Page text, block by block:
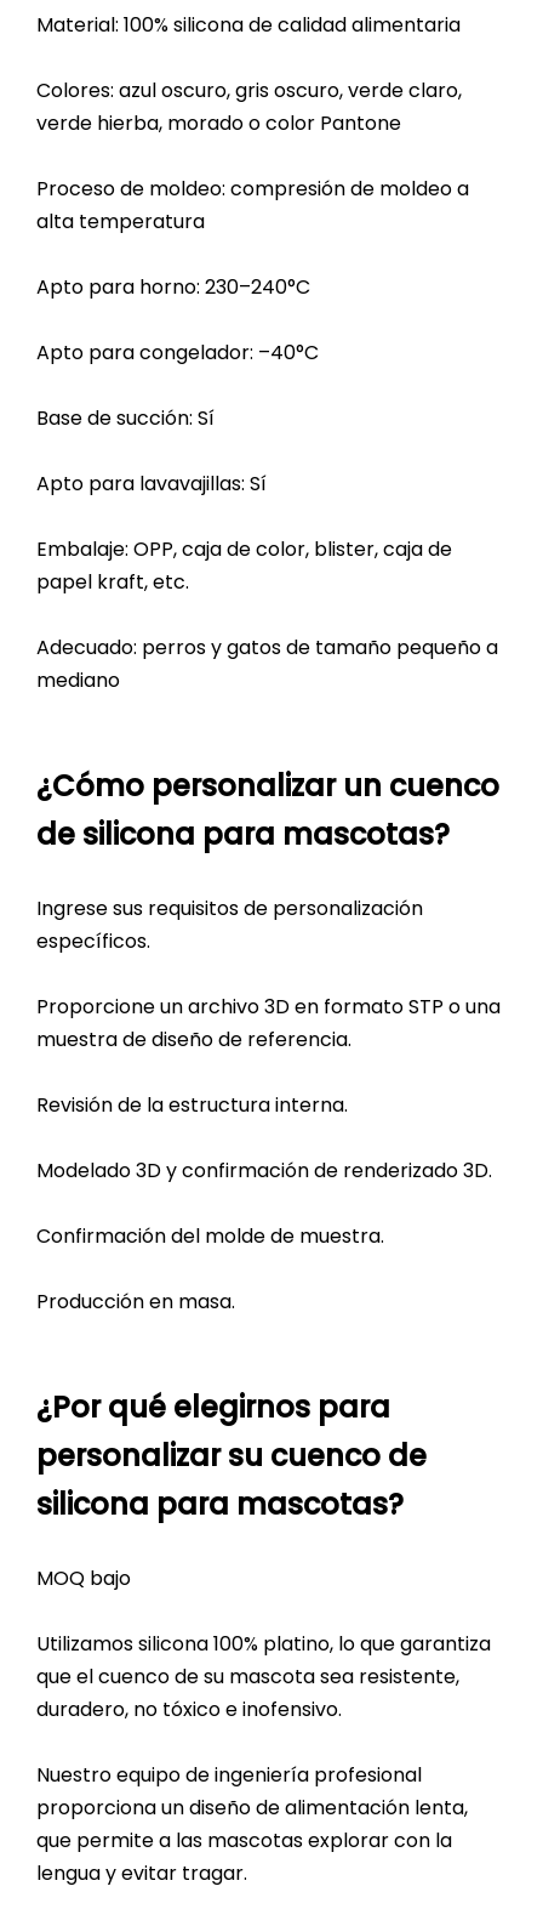
Material: 100% silicona de calidad alimentaria
Colores: azul oscuro, gris oscuro, verde claro,
verde hierba, morado o color Pantone
Proceso de moldeo: compresión de moldeo a
alta temperatura
Apto para horno: 230–240°C
Apto para congelador: –40°C
Base de succión: Sí
Apto para lavavajillas: Sí
Embalaje: OPP, caja de color, blister, caja de
papel kraft, etc.
Adecuado: perros y gatos de tamaño pequeño a
mediano
¿Cómo personalizar un cuenco
de silicona para mascotas?
Ingrese sus requisitos de personalización
específicos.
Proporcione un archivo 3D en formato STP o una
muestra de diseño de referencia.
Revisión de la estructura interna.
Modelado 3D y confirmación de renderizado 3D.
Confirmación del molde de muestra.
Producción en masa.
¿Por qué elegirnos para
personalizar su cuenco de
silicona para mascotas?
MOQ bajo
Utilizamos silicona 100% platino, lo que garantiza
que el cuenco de su mascota sea resistente,
duradero, no tóxico e inofensivo.
Nuestro equipo de ingeniería profesional
proporciona un diseño de alimentación lenta,
que permite a las mascotas explorar con la
lengua y evitar tragar.